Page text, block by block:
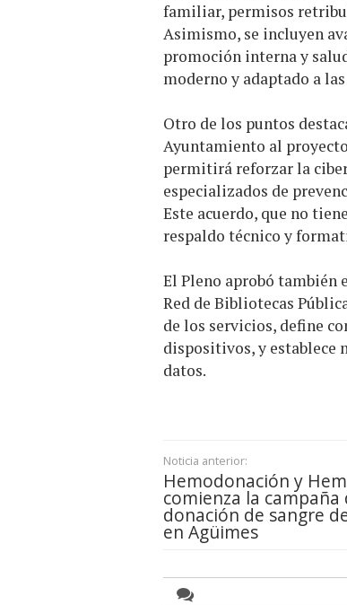
familiar, permisos
Asimismo, se incluyen
promoción interna y
moderno y adaptado a
Otro de los puntos
Ayuntamiento al
permitirá reforzar la
especializados de
Este acuerdo, que no
respaldo técnico y
El Pleno aprobó
Red de Bibliotecas
de los servicios, define
dispositivos, y establece
datos.
Noticia anterior:
Hemodonación y
comienza la campaña
donación de sangre
en Agüimes